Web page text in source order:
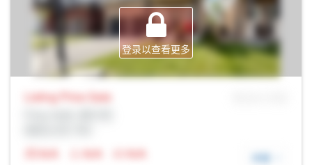
登录以查看更多
Listing Price Sale
N/A
N/A N/A 详细